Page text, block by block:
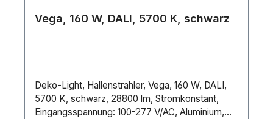
Vega, 160 W, DALI, 5700 K, schwarz
Deko-Light, Hallenstrahler, Vega, 160 W, DALI,
5700 K, schwarz, 28800 lm, Stromkonstant,
Eingangsspannung: 100-277 V/AC, Aluminium,